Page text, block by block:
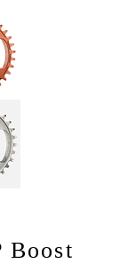
Boost